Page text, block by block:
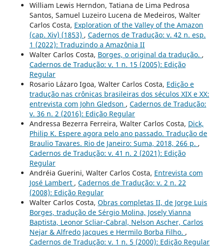
William Lewis Herndon, Tatiana de Lima Pedrosa
Santos, Samuel Luzeiro Lucena de Medeiros, Walter
Carlos Costa, Exploration of the Valley of the Amazon
(cap. Xiv) (1853) , Cadernos de Tradução: v. 42 n. esp.
1 (2022): Traduzindo a Amazônia II
Walter Carlos Costa, Borges, o original da tradução. ,
Cadernos de Tradução: v. 1 n. 15 (2005): Edição
Regular
Rosario Lázaro Igoa, Walter Carlos Costa, Edição e
tradução nas crônicas brasileiras dos séculos XIX e XX:
entrevista com John Gledson , Cadernos de Tradução:
v. 36 n. 2 (2016): Edição Regular
Andressa Bezerra Ferreira, Walter Carlos Costa, Dick,
Philip K. Espere agora pelo ano passado. Tradução de
Braulio Tavares. Rio de Janeiro: Suma, 2018, 266 p. ,
Cadernos de Tradução: v. 41 n. 2 (2021): Edição
Regular
Andréia Guerini, Walter Carlos Costa, Entrevista com
José Lambert , Cadernos de Tradução: v. 2 n. 22
(2008): Edição Regular
Walter Carlos Costa, Obras completas II, de Jorge Luis
Borges, tradução de Sérgio Molina, Josely Vianna
Baptista, Leonor Scliar-Cabral, Nelson Ascher, Carlos
Nejar & Alfredo Jacques e Hermilo Borba Filho. ,
Cadernos de Tradução: v. 1 n. 5 (2000): Edição Regular